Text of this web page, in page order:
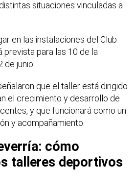
situaciones vinculadas a
en las instalaciones del Club
prevista para las 10 de la
de junio.
que el taller está dirigido
el crecimiento y desarrollo de
y que funcionará como un
y acompañamiento.
cómo
talleres deportivos